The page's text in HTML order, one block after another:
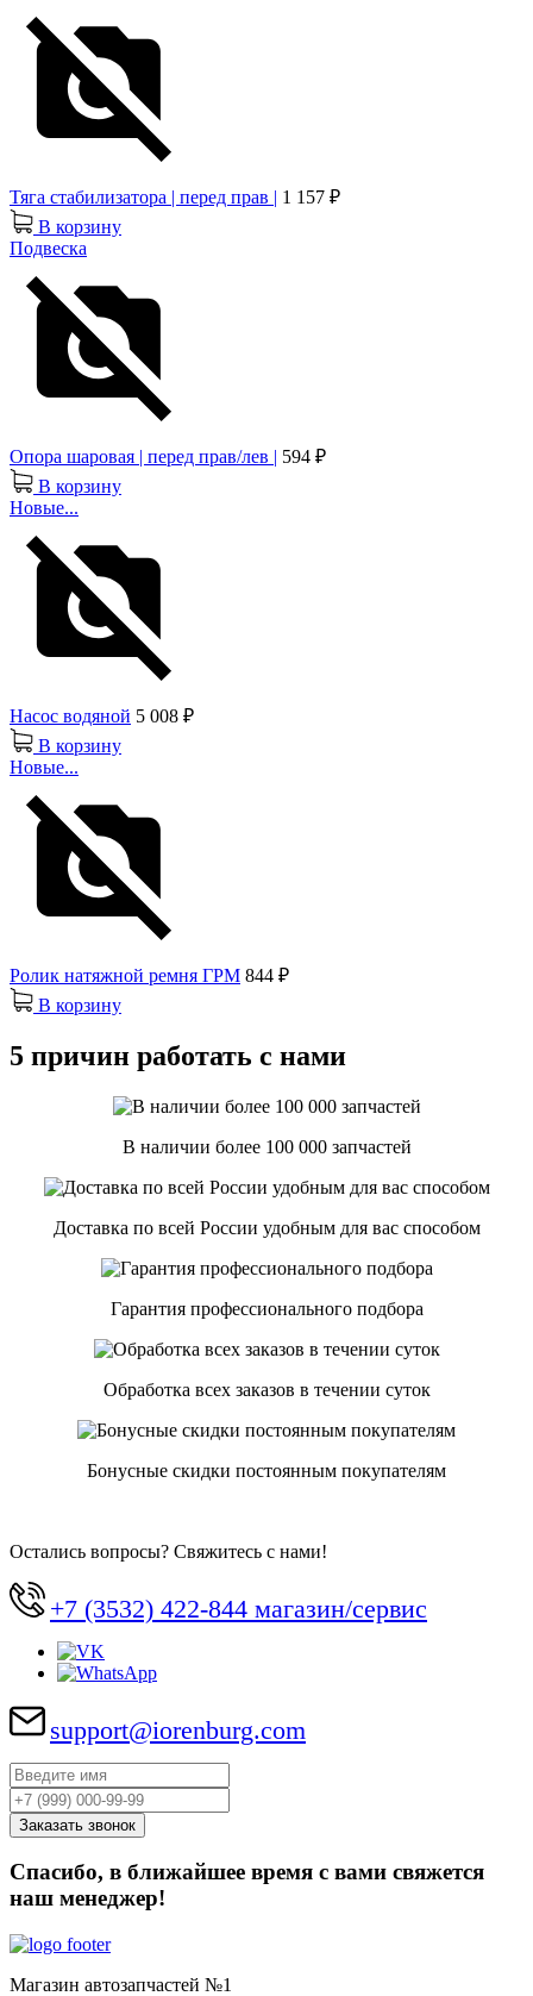
Тяга стабилизатора | перед прав | 1 157 ₽
В корзину
Подвеска
Опора шаровая | перед прав/лев | 594 ₽
В корзину
Новые...
Насос водяной 5 008 ₽
В корзину
Новые...
Ролик натяжной ремня ГРМ 844 ₽
В корзину
5 причин работать с нами
В наличии более 100 000 запчастей
Доставка по всей России удобным для вас способом
Гарантия профессионального подбора
Обработка всех заказов в течении суток
Бонусные скидки постоянным покупателям
Остались вопросы? Свяжитесь с нами!
+7 (3532) 422-844 магазин/сервис
support@iorenburg.com
Спасибо, в ближайшее время с вами свяжется
наш менеджер!
Магазин автозапчастей №1